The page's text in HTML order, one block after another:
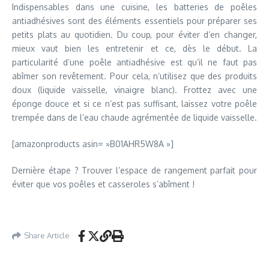
Indispensables dans une cuisine, les batteries de poêles
antiadhésives sont des éléments essentiels pour préparer ses
petits plats au quotidien. Du coup, pour éviter d’en changer,
mieux vaut bien les entretenir et ce, dès le début. La
particularité d’une poêle antiadhésive est qu’il ne faut pas
abîmer son revêtement. Pour cela, n’utilisez que des produits
doux (liquide vaisselle, vinaigre blanc). Frottez avec une
éponge douce et si ce n’est pas suffisant, laissez votre poêle
trempée dans de l’eau chaude agrémentée de liquide vaisselle.
[amazonproducts asin= »B01AHR5W8A »]
Dernière étape ? Trouver l’espace de rangement parfait pour
éviter que vos poêles et casseroles s’abîment !
Share Article